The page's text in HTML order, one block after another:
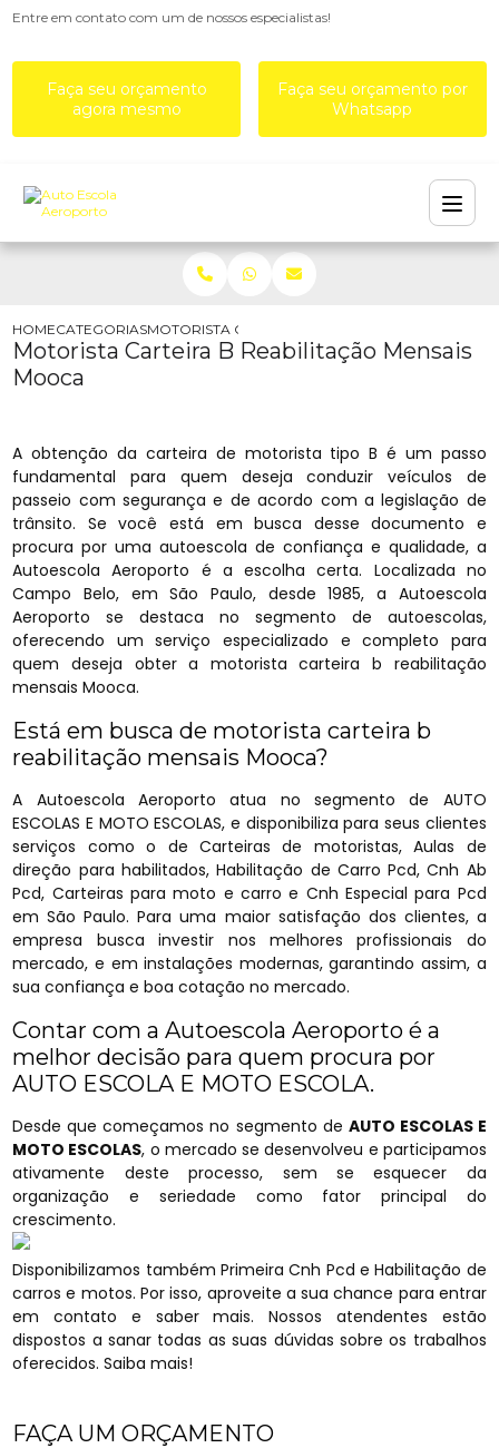
Entre em contato com um de nossos especialistas!
Faça seu orçamento
agora mesmo
Faça seu orçamento por
Whatsapp
HOMECATEGORIASMOTORISTA CARTEIRA B REABILITAÇÃO MENSAIS
Motorista Carteira B Reabilitação Mensais
Mooca
A obtenção da carteira de motorista tipo B é um passo
fundamental para quem deseja conduzir veículos de
passeio com segurança e de acordo com a legislação de
trânsito. Se você está em busca desse documento e
procura por uma autoescola de confiança e qualidade, a
Autoescola Aeroporto é a escolha certa. Localizada no
Campo Belo, em São Paulo, desde 1985, a Autoescola
Aeroporto se destaca no segmento de autoescolas,
oferecendo um serviço especializado e completo para
quem deseja obter a motorista carteira b reabilitação
mensais Mooca.
Está em busca de motorista carteira b
reabilitação mensais Mooca?
A Autoescola Aeroporto atua no segmento de AUTO
ESCOLAS E MOTO ESCOLAS, e disponibiliza para seus clientes
serviços como o de Carteiras de motoristas, Aulas de
direção para habilitados, Habilitação de Carro Pcd, Cnh Ab
Pcd, Carteiras para moto e carro e Cnh Especial para Pcd
em São Paulo. Para uma maior satisfação dos clientes, a
empresa busca investir nos melhores profissionais do
mercado, e em instalações modernas, garantindo assim, a
sua confiança e boa cotação no mercado.
Contar com a Autoescola Aeroporto é a
melhor decisão para quem procura por
AUTO ESCOLA E MOTO ESCOLA.
Desde que começamos no segmento de AUTO ESCOLAS E
MOTO ESCOLAS, o mercado se desenvolveu e participamos
ativamente deste processo, sem se esquecer da
organização e seriedade como fator principal do
crescimento.
Disponibilizamos também Primeira Cnh Pcd e Habilitação de
carros e motos. Por isso, aproveite a sua chance para entrar
em contato e saber mais. Nossos atendentes estão
dispostos a sanar todas as suas dúvidas sobre os trabalhos
oferecidos. Saiba mais!
FAÇA UM ORÇAMENTO